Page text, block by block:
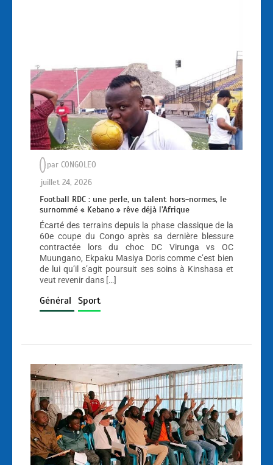
par CONGOLEO
juillet 24, 2026
Football RDC : une perle, un talent hors-normes, le
surnommé « Kebano » rêve déjà l’Afrique
Écarté des terrains depuis la phase classique de la
60e coupe du Congo après sa dernière blessure
contractée lors du choc DC Virunga vs OC
Muungano, Ekpaku Masiya Doris comme c’est bien
de lui qu’il s’agit poursuit ses soins à Kinshasa et
veut revenir dans […]
Général Sport